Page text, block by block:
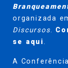
organizada
Discursos
se aqui
A